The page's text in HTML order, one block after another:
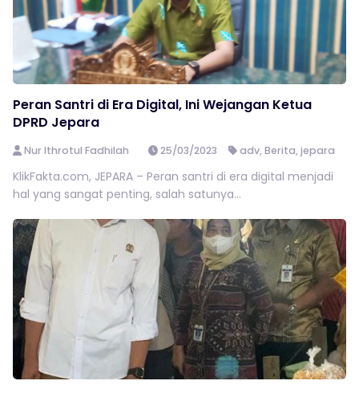
Peran Santri di Era Digital, Ini Wejangan Ketua
DPRD Jepara
Nur Ithrotul Fadhilah 25/03/2023 adv,Berita,jepara
KlikFakta.com, JEPARA – Peran santri di era digital menjadi
hal yang sangat penting, salah satunya...